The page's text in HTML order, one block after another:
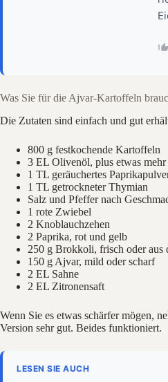
Was Sie für die Ajvar-Kartoffeln
Die Zutaten sind einfach und gut
800 g festkochende Kartoffeln
3 EL Olivenöl, plus etwas
1 TL geräuchertes
1 TL getrockneter Thymian
Salz und Pfeffer nach
1 rote Zwiebel
2 Knoblauchzehen
2 Paprika, rot und gelb
250 g Brokkoli, frisch oder aus
150 g Ajvar, mild oder scharf
2 EL Sahne
2 EL Zitronensaft
Wenn Sie es etwas schärfer mögen,
Version sehr gut. Beides funktioniert.
LESEN SIE AUCH